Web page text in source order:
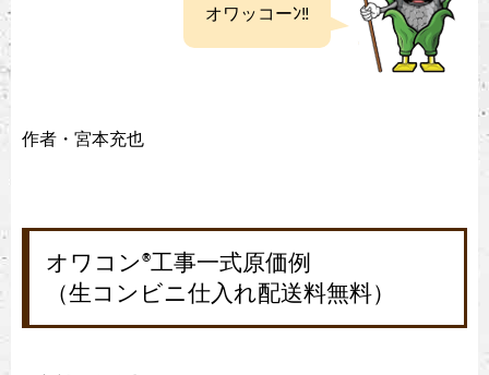
オワッコーﾝ‼
作者・宮本充也
オワコン ®工事一式原価例
（生コンビニ仕入れ配送料無料）